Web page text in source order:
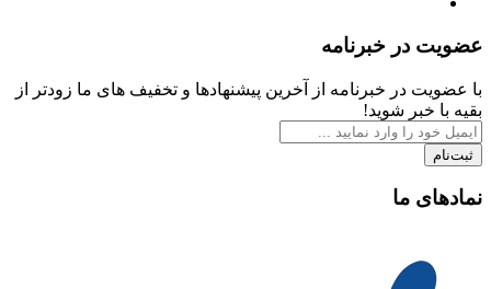
عضویت در خبرنامه
با عضویت در خبرنامه از آخرین پیشنهادها و تخفیف های ما زودتر از
بقیه با خبر شوید!
ثبت‌نام
نمادهای ما